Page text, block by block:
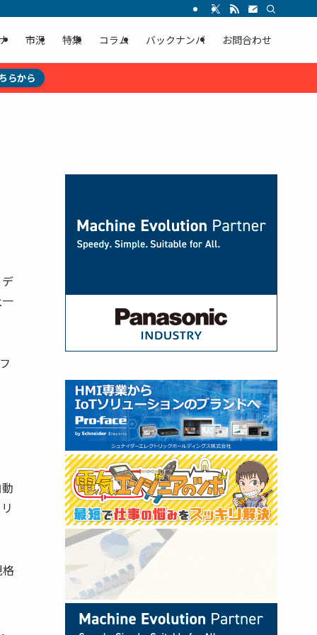
市況 特集 コラム バックナンバ お問合わせ
らから